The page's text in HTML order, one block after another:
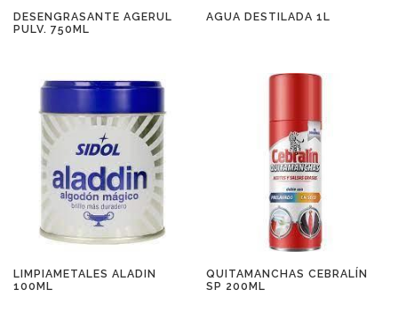
DESENGRASANTE AGERUL
PULV. 750ML
AGUA DESTILADA 1L
LIMPIAMETALES ALADIN
100ML
QUITAMANCHAS CEBRALÍN
SP 200ML